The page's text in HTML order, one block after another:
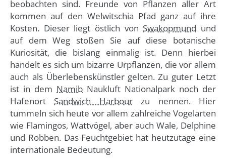
beobachten sind. Freunde von Pflanzen aller Art
kommen auf den Welwitschia Pfad ganz auf ihre
Kosten. Dieser liegt östlich von Swakopmund und
auf dem Weg stoßen Sie auf diese botanische
Kuriosität, die bislang einmalig ist. Denn hierbei
handelt es sich um bizarre Urpflanzen, die vor allem
auch als Überlebenskünstler gelten. Zu guter Letzt
ist in dem Namib Naukluft Nationalpark noch der
Hafenort Sandwich Harbourzu nennen. Hier
tummeln sich heute vor allem zahlreiche Vogelarten
wie Flamingos, Wattvögel, aber auch Wale, Delphine
und Robben. Das Feuchtgebiet hat heutzutage eine
internationale Bedeutung.